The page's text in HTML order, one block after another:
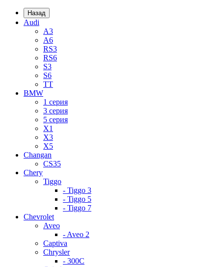
Назад
Audi
A3
A6
RS3
RS6
S3
S6
TT
BMW
1 серия
3 серия
5 серия
X1
X3
X5
Changan
CS35
Chery
Tiggo
- Tiggo 3
- Tiggo 5
- Tiggo 7
Chevrolet
Aveo
- Aveo 2
Captiva
Chrysler
- 300С